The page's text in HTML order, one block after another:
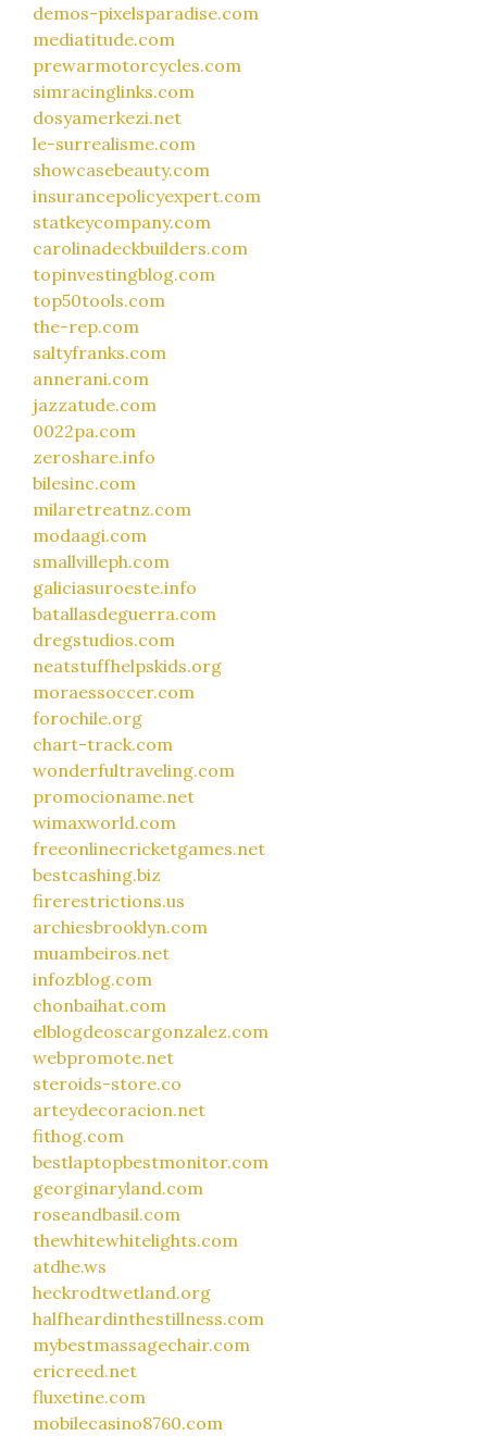
demos-pixelsparadise.com
mediatitude.com
prewarmotorcycles.com
simracinglinks.com
dosyamerkezi.net
le-surrealisme.com
showcasebeauty.com
insurancepolicyexpert.com
statkeycompany.com
carolinadeckbuilders.com
topinvestingblog.com
top50tools.com
the-rep.com
saltyfranks.com
annerani.com
jazzatude.com
0022pa.com
zeroshare.info
bilesinc.com
milaretreatnz.com
modaagi.com
smallvilleph.com
galiciasuroeste.info
batallasdeguerra.com
dregstudios.com
neatstuffhelpskids.org
moraessoccer.com
forochile.org
chart-track.com
wonderfultraveling.com
promocioname.net
wimaxworld.com
freeonlinecricketgames.net
bestcashing.biz
firerestrictions.us
archiesbrooklyn.com
muambeiros.net
infozblog.com
chonbaihat.com
elblogdeoscargonzalez.com
webpromote.net
steroids-store.co
arteydecoracion.net
fithog.com
bestlaptopbestmonitor.com
georginaryland.com
roseandbasil.com
thewhitewhitelights.com
atdhe.ws
heckrodtwetland.org
halfheardinthestillness.com
mybestmassagechair.com
ericreed.net
fluxetine.com
mobilecasino8760.com